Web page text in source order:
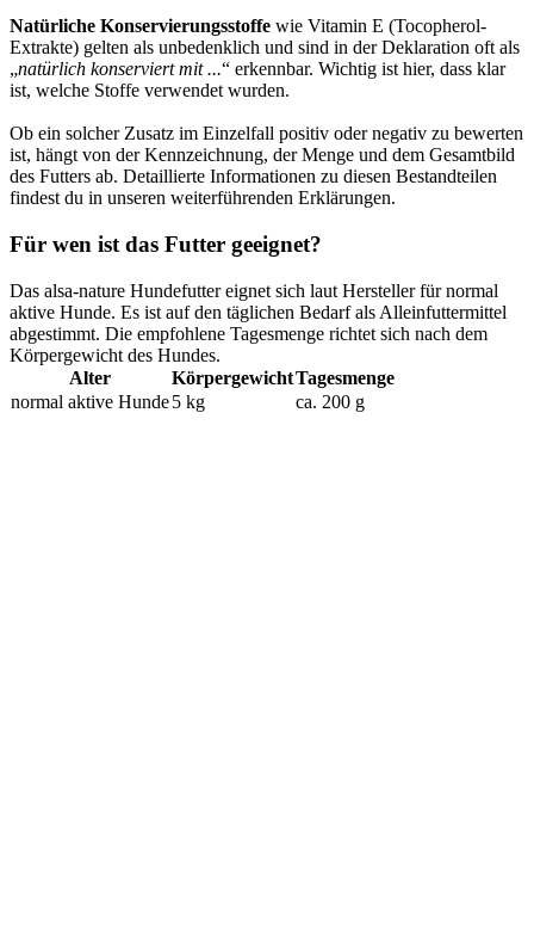
Natürliche Konservierungsstoffe wie Vitamin E (Tocopherol-
Extrakte) gelten als unbedenklich und sind in der Deklaration oft als
„natürlich konserviert mit ...“ erkennbar. Wichtig ist hier, dass klar
ist, welche Stoffe verwendet wurden.
Ob ein solcher Zusatz im Einzelfall positiv oder negativ zu bewerten
ist, hängt von der Kennzeichnung, der Menge und dem Gesamtbild
des Futters ab. Detaillierte Informationen zu diesen Bestandteilen
findest du in unseren weiterführenden Erklärungen.
Für wen ist das Futter geeignet?
Das alsa-nature Hundefutter eignet sich laut Hersteller für normal
aktive Hunde. Es ist auf den täglichen Bedarf als Alleinfuttermittel
abgestimmt. Die empfohlene Tagesmenge richtet sich nach dem
Körpergewicht des Hundes.
Alter
KörpergewichtTagesmenge
normal aktive Hunde5 kg ca. 200 g